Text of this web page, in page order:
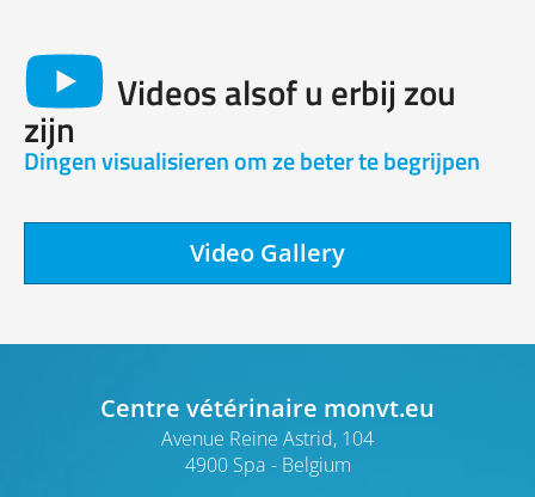
Videos alsof u erbij zou
zijn
Dingen visualisieren om ze beter te begrijpen
Video Gallery
Centre vétérinaire monvt.eu
Avenue Reine Astrid, 104
4900 Spa
Belgium